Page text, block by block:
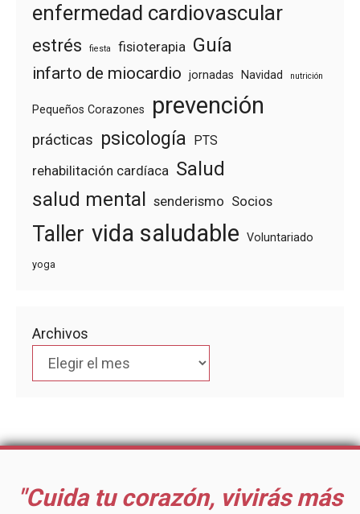
enfermedad cardiovascular
estrés fiesta fisioterapia Guía
infarto de miocardio jornadas Navidad nutrición
Pequeños Corazones prevención
prácticas psicología PTS
rehabilitación cardíaca Salud
salud mental senderismo Socios
Taller vida saludable Voluntariado
yoga
Archivos
"Cuida tu corazón, vivirás más